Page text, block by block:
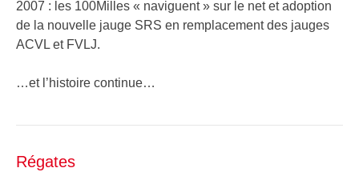
2007 : les 100Milles « naviguent » sur le net et adoption
de la nouvelle jauge SRS en remplacement des jauges
ACVL et FVLJ.
…et l’histoire continue…
Régates